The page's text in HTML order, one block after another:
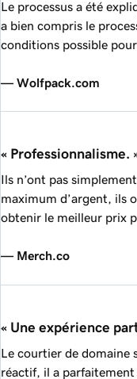
Le processus a été
a bien compris le
conditions possible
— Wolfpack.com
« Professionnalisme.
Ils n’ont pas
maximum d’argent, ils
obtenir le meilleur prix
— Merch.co
« Une expérience
Le courtier de domaine
réactif, il a parfaitement